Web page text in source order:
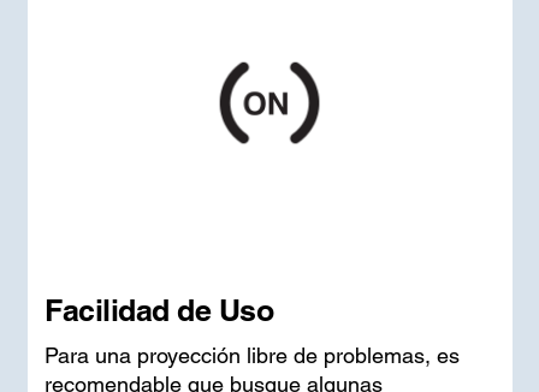
Facilidad de Uso
Para una proyección libre de problemas, es
recomendable que busque algunas